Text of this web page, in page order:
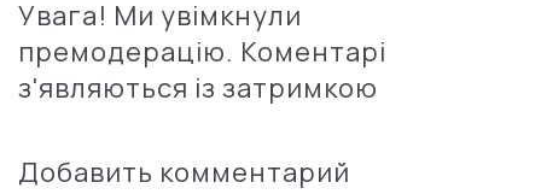
Увага! Ми увімкнули
премодерацію. Коментарі
з'являються із затримкою
Добавить комментарий